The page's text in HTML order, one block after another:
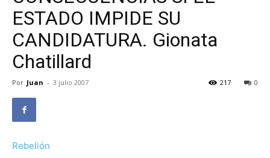
ESTADO IMPIDE SU
CANDIDATURA. Gionata
Chatillard
Por Juan - 3 julio 2007 0
217
Rebelión